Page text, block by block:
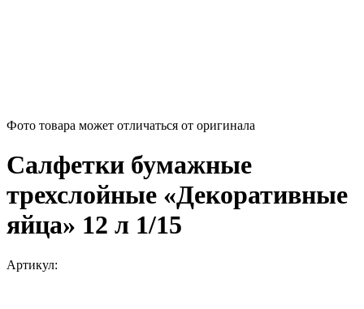
Фото товара может отличаться от оригинала
Салфетки бумажные
трехслойные «Декоративные
яйца» 12 л 1/15
Артикул: